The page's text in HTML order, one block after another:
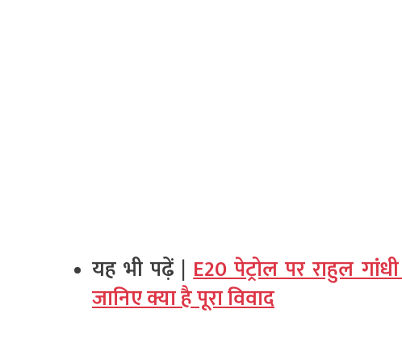
यह भी पढ़ें |E20 पेट्रोल पर राहुल
जानिए क्या है पूरा विवाद